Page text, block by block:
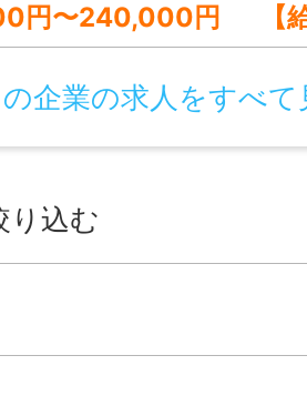
【給与の詳細】 基本給：140,000円～160,000円 処遇改善手当：
企業の求人をすべて
り込む